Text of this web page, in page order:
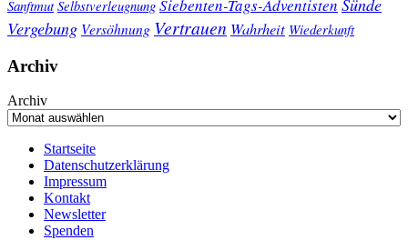
Sanftmut Selbstverleugnung Siebenten-Tags-Adventisten Sünde
Vergebung Versöhnung Vertrauen Wahrheit Wiederkunft
Archiv
Archiv
Startseite
Datenschutzerklärung
Impressum
Kontakt
Newsletter
Spenden